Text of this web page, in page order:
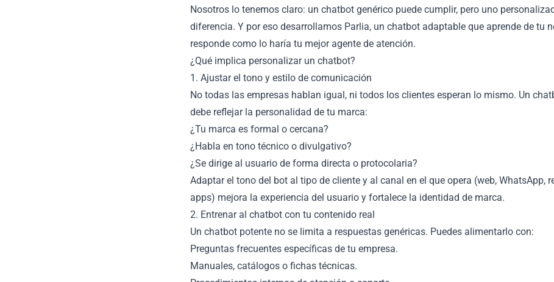
Nosotros lo tenemos claro: un chatbot genérico puede cumplir, pero uno
diferencia. Y por eso desarrollamos Parlia, un chatbot adaptable que aprende de tu
responde como lo haría tu mejor agente de atención.
¿Qué implica personalizar un chatbot?
1. Ajustar el tono y estilo de comunicación
No todas las empresas hablan igual, ni todos los clientes esperan lo mismo. Un
debe reflejar la personalidad de tu marca:
¿Tu marca es formal o cercana?
¿Habla en tono técnico o divulgativo?
¿Se dirige al usuario de forma directa o protocolaria?
Adaptar el tono del bot al tipo de cliente y al canal en el que opera (web, WhatsApp,
apps) mejora la experiencia del usuario y fortalece la identidad de marca.
2. Entrenar al chatbot con tu contenido real
Un chatbot potente no se limita a respuestas genéricas. Puedes alimentarlo con:
Preguntas frecuentes específicas de tu empresa.
Manuales, catálogos o fichas técnicas.